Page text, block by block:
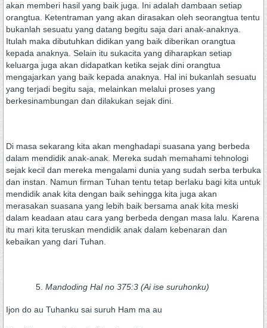
akan memberi hasil yang baik juga. Ini adalah dambaan setiap
orangtua. Ketentraman yang akan dirasakan oleh seorangtua tentu
bukanlah sesuatu yang datang begitu saja dari anak-anaknya.
Itulah maka dibutuhkan didikan yang baik diberikan orangtua
kepada anaknya. Selain itu sukacita yang diharapkan setiap
keluarga juga akan didapatkan ketika sejak dini orangtua
mengajarkan yang baik kepada anaknya. Hal ini bukanlah sesuatu
yang terjadi begitu saja, melainkan melalui proses yang
berkesinambungan dan dilakukan sejak dini.
Di masa sekarang kita akan menghadapi suasana yang berbeda
dalam mendidik anak-anak. Mereka sudah memahami tehnologi
sejak kecil dan mereka mengalami dunia yang sudah serba terbuka
dan instan. Namun firman Tuhan tentu tetap berlaku bagi kita untuk
mendidik anak kita dengan baik sehingga kita juga akan
merasakan suasana yang lebih baik bersama anak kita meski
dalam keadaan atau cara yang berbeda dengan masa lalu. Karena
itu mari kita teruskan mendidik anak dalam kebenaran dan
kebaikan yang dari Tuhan.
Mandoding Hal no 375:3 (Ai ise suruhonku)
Ijon do au Tuhanku sai suruh Ham ma au